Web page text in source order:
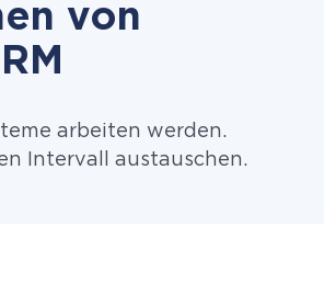
von
arbeiten werden.
Intervall austauschen.